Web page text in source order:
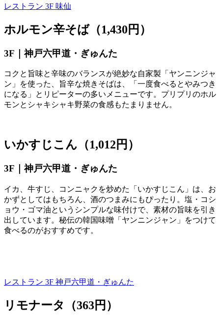
レストラン 3F 味仙
ホルモン辛そば（1,430円）
3F｜神戸六甲道・ぎゅんた
コクと旨味と辛味のバランスが絶妙な自家製「ヤンニンジャ
ン」を使った、旨辛な焼きそばは、「一度食べるとやみつき
になる」とリピーターの多いメニューです。プリプリのホル
モンとシャキシャキ野菜の食感もたまりません。
いかすじこん（1,012円）
3F｜神戸六甲道・ぎゅんた
イカ、牛すじ、コンニャクを炒めた「いかすじこん」は、お
かずとしてはもちろん、酒のつまみにもぴったり。塩・コシ
ョウ・ゴマ油というシンプルな味付けで、素材の旨味を引き
出しています。秘伝の韓国味噌「ヤンニンジャン」をつけて
食べるのがおすすめです。
レストラン 3F 神戸六甲道・ぎゅんた
リモナータ（363円）